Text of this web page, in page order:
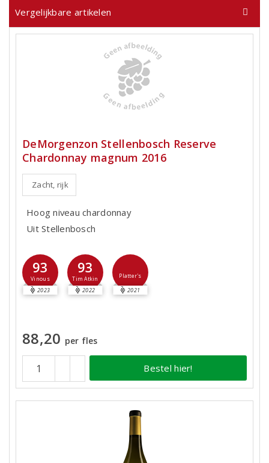
Vergelijkbare artikelen
DeMorgenzon Stellenbosch Reserve
Chardonnay magnum 2016
Zacht, rijk
Hoog niveau chardonnay
Uit Stellenbosch
93
Vinous
2023
93
Tim Atkin
2022
Platter's
2021
88,20 per fles
Bestel hier!